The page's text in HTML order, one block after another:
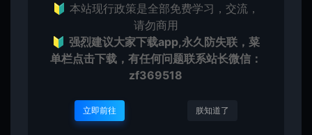
常见问题
本站所有资源版权均属于原作者所有，所提供资源均只能
🔰 本站现行政策是全部免费学习，交流，
请勿商用
🔰强烈建议大家下载app,永久防失联，菜
单栏点击下载，有任何问题联系站长微信：
zf369518
立即前往 朕知道了